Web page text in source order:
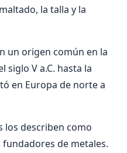
la talla y la
un origen común en la
siglo V a.C. hasta la
en Europa de norte a
los describen como
de metales.